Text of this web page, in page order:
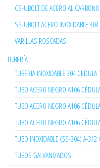
CS-UBOLT DE ACERO AL
SS-UBOLT ACERO INOXIDABLE 304
VARILLAS ROSCADAS
TUBERÍA
TUBERIA INOXIDABLE 304 CEDULA
TUBO ACERO NEGRO A106
TUBO ACERO NEGRO A106
TUBO ACERO NEGRO A106
TUBO INOXIDABLE (SS-304) A-312
TUBOS GALVANIZADOS